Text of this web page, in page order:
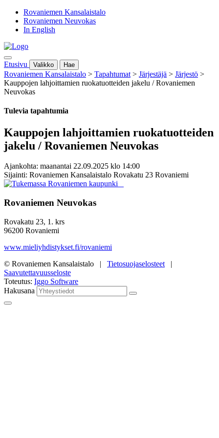
Rovaniemen Kansalaistalo
Rovaniemen Neuvokas
In English
Etusivu Valikko Hae
Rovaniemen Kansalaistalo > Tapahtumat > Järjestäjä > Järjestö >
Kauppojen lahjoittamien ruokatuotteiden jakelu / Rovaniemen
Neuvokas
Tulevia tapahtumia
Kauppojen lahjoittamien ruokatuotteiden
jakelu / Rovaniemen Neuvokas
Ajankohta: maanantai 22.09.2025 klo 14:00
Sijainti: Rovaniemen Kansalaistalo Rovakatu 23 Rovaniemi
Rovaniemen Neuvokas
Rovakatu 23, 1. krs
96200 Rovaniemi
www.mieliyhdistykset.fi/rovaniemi
© Rovaniemen Kansalaistalo | Tietosuojaselosteet |
Saavutettavuusseloste
Toteutus: Iggo Software
Hakusana